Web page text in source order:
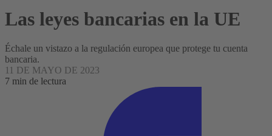
Las leyes bancarias en la UE
Échale un vistazo a la regulación europea que protege tu cuenta
bancaria.
11 DE MAYO DE 2023
7 min de lectura